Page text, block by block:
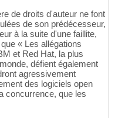
de droits d'auteur ne font
de son prédécesseur,
à la suite d'une faillite,
« Les allégations
et Red Hat, la plus
défient également
agressivement
des logiciels open
concurrence, que les